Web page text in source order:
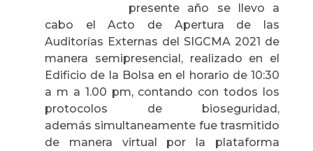
presente año se llevo a
cabo el Acto de Apertura de las
Auditorías Externas del SIGCMA 2021 de
manera semipresencial, realizado en el
Edificio de la Bolsa en el horario de 10:30
a m a 1.00 pm, contando con todos los
protocolos de bioseguridad,
además simultaneamente fue trasmitido
de manera virtual por la plataforma